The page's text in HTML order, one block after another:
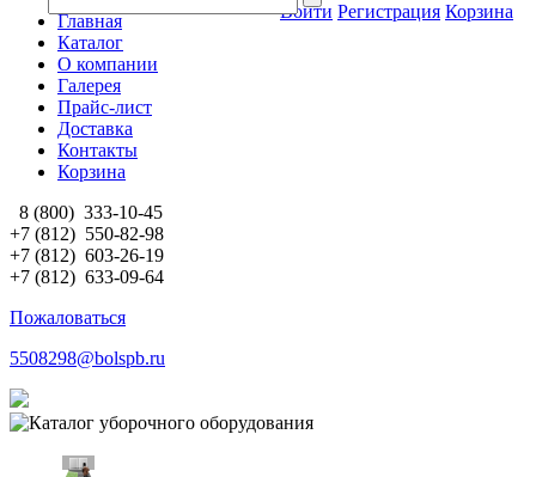
Войти Регистрация Корзина
Главная
Каталог
О компании
Галерея
Прайс-лист
Доставка
Контакты
Корзина
8 (800) 333-10-45
+7 (812) 550-82-98
+7 (812) 603-26-19
+7 (812) 633-09-64
Пожаловаться
5508298@bolspb.ru